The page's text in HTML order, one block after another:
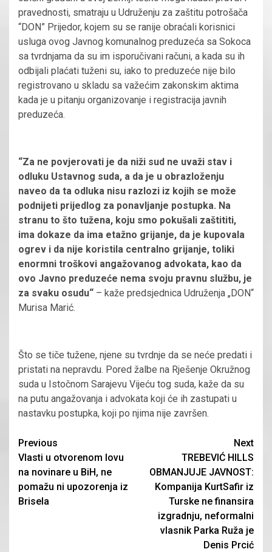
pravednosti, smatraju u Udruženju za zaštitu potrošača
“DON” Prijedor, kojem su se ranije obraćali korisnici
usluga ovog Javnog komunalnog preduzeća sa Sokoca
sa tvrdnjama da su im isporučivani računi, a kada su ih
odbijali plaćati tuženi su, iako to preduzeće nije bilo
registrovano u skladu sa važećim zakonskim aktima
kada je u pitanju organizovanje i registracija javnih
preduzeća.
“Za ne povjerovati je da niži sud ne uvaži stav i
odluku Ustavnog suda, a da je u obrazloženju
naveo da ta odluka nisu razlozi iz kojih se može
podnijeti prijedlog za ponavljanje postupka. Na
stranu to što tužena, koju smo pokušali zaštititi,
ima dokaze da ima etažno grijanje, da je kupovala
ogrev i da nije koristila centralno grijanje, toliki
enormni troškovi angažovanog advokata, kao da
ovo Javno preduzeće nema svoju pravnu službu, je
za svaku osudu“ – kaže predsjednica Udruženja „DON“
Murisa Marić.
Što se tiče tužene, njene su tvrdnje da se neće predati i
pristati na nepravdu. Pored žalbe na Rješenje Okružnog
suda u Istočnom Sarajevu Vijeću tog suda, kaže da su
na putu angažovanja i advokata koji će ih zastupati u
nastavku postupka, koji po njima nije završen.
Continue
Reading
Previous
Vlasti u otvorenom lovu
na novinare u BiH, ne
pomažu ni upozorenja iz
Brisela
Next
TREBEVIĆ HILLS
OBMANJUJE JAVNOST:
Kompanija KurtSafir iz
Turske ne finansira
izgradnju, neformalni
vlasnik Parka Ruža je
Denis Prcić